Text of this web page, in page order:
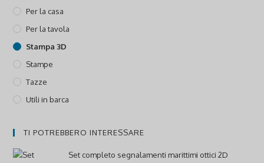
Per la casa
Per la tavola
Stampa 3D
Stampe
Tazze
Utili in barca
TI POTREBBERO INTERESSARE
Set completo segnalamenti marittimi ottici 2D